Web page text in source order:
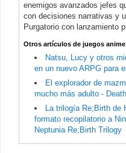
enemigos avanzados jefes
con decisiones narrativas y
Purgatorio con lanzamiento
Otros artículos de juegos anime
Natsu, Lucy y otros
en un nuevo ARPG para
El explorador de
mucho más adulto -
La trilogía Re;Birth de
formato recopilatorio a
Neptunia Re;Birth Trilogy